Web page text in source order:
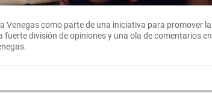
Venegas como parte de una iniciativa para promover la
división de opiniones y una ola de comentarios en